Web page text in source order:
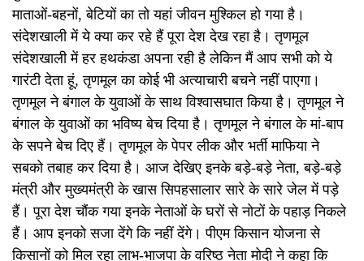
माताओं-बहनों, बेटियों का तो यहां जीवन मुश्किल हो गया है।
संदेशखाली में ये क्या कर रहे हैं पूरा देश देख रहा है। तृणमूल
संदेशखाली में हर हथकंडा अपना रही है लेकिन मैं आप सभी को ये
गारंटी देता हूं, तृणमूल का कोई भी अत्याचारी बचने नहीं पाएगा।
तृणमूल ने बंगाल के युवाओं के साथ विश्वासघात किया है। तृणमूल ने
बंगाल के युवाओं का भविष्य बेच दिया है। तृणमूल ने बंगाल के मां-बाप
के सपने बेच दिए हैं। तृणमूल के पेपर लीक और भर्ती माफिया ने
सबको तबाह कर दिया है। आज देखिए इनके बड़े-बड़े नेता, बड़े-बड़े
मंत्री और मुख्यमंत्री के खास सिपहसालार सारे के सारे जेल में पड़े
हैं। पूरा देश चौंक गया इनके नेताओं के घरों से नोटों के पहाड़ निकले
हैं। आप इनको सजा देंगे कि नहीं देंगे। पीएम किसान योजना से
किसानों को मिल रहा लाभ-भाजपा के वरिष्ठ नेता मोदी ने कहा कि